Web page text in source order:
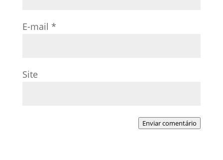
E-mail *
Site
Enviar comentário